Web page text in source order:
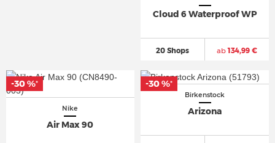
Cloud 6 Waterproof WP
20 Shops ab134,99 €
Nike
Air Max 90
-30 %*
Birkenstock
Arizona
-30 %*